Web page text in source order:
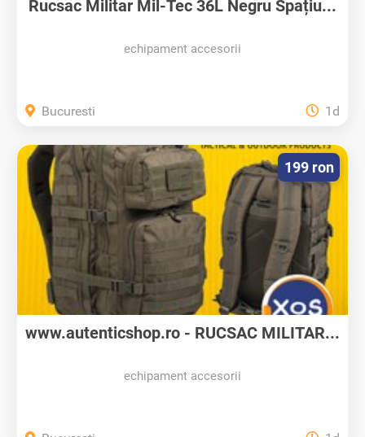
Rucsac Militar Mil-Tec 36L Negru Spațiu...
echipament accesorii
Bucuresti 1d
www.autenticshop.ro - RUCSAC MILITAR...
echipament accesorii
199 ron